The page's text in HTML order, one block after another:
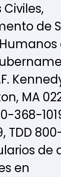
de
MA
368-
TDD
de
en